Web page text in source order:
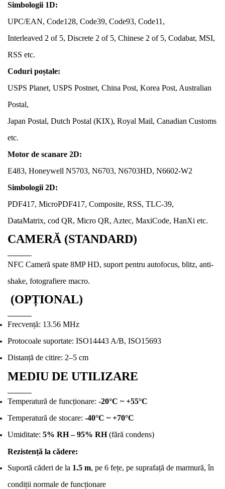
Simbologii 1D:
UPC/EAN, Code128, Code39, Code93, Code11,
Interleaved 2 of 5, Discrete 2 of 5, Chinese 2 of 5, Codabar, MSI,
RSS etc.
Coduri poștale:
USPS Planet, USPS Postnet, China Post, Korea Post, Australian
Postal,
Japan Postal, Dutch Postal (KIX), Royal Mail, Canadian Customs
etc.
Motor de scanare 2D:
E483, Honeywell N5703, N6703, N6703HD, N6602-W2
Simbologii 2D:
PDF417, MicroPDF417, Composite, RSS, TLC-39,
DataMatrix, cod QR, Micro QR, Aztec, MaxiCode, HanXi etc.
CAMERĂ (STANDARD)
NFC Cameră spate 8MP HD, suport pentru autofocus, blitz, anti-
shake, fotografiere macro.
(OPȚIONAL)
Frecvență: 13.56 MHz
Protocoale suportate: ISO14443 A/B, ISO15693
Distanță de citire: 2–5 cm
MEDIU DE UTILIZARE
Temperatură de funcționare: -20°C ~ +55°C
Temperatură de stocare: -40°C ~ +70°C
Umiditate: 5% RH – 95% RH(fără condens)
Rezistență la cădere:
Suportă căderi de la 1.5 m, pe 6 fețe, pe suprafață de marmură, în
condiții normale de funcționare